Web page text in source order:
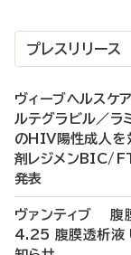
プレスリリース
ヴィーブヘルスケ
ルテグラビル／ラ
のHIV陽性成人を
剤レジメンBIC/
発表
ヴァンティブ 腹
4.25 腹膜透析液